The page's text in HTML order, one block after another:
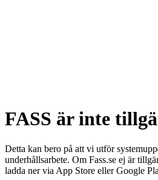
FASS är inte
Detta kan bero på att vi utför
underhållsarbete. Om Fass.se ej är
ladda ner via App Store eller Google